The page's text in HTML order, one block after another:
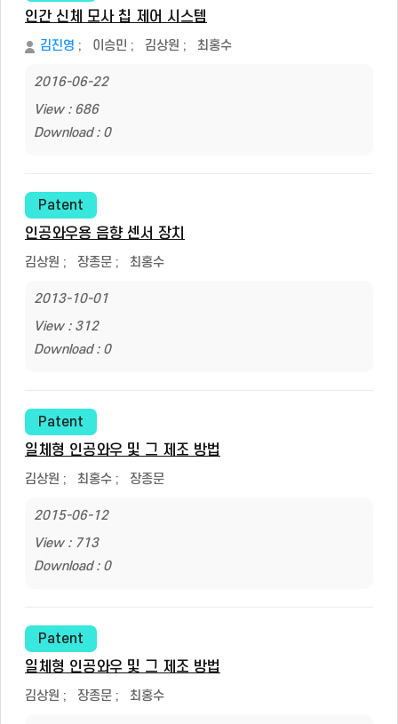
인간 신체 모사 칩 제어 시스템
김진영 ; 이승민 ; 김상원 ; 최홍수
2016-06-22
View : 686
Download : 0
Patent
인공와우용 음향 센서 장치
김상원 ; 장종문 ; 최홍수
2013-10-01
View : 312
Download : 0
Patent
일체형 인공와우 및 그 제조 방법
김상원 ; 최홍수 ; 장종문
2015-06-12
View : 713
Download : 0
Patent
일체형 인공와우 및 그 제조 방법
김상원 ; 장종문 ; 최홍수